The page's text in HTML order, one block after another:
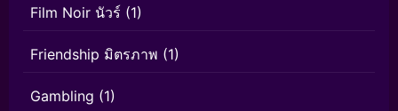
Film Noir นัวร์ (1)
Friendship มิตรภาพ (1)
Gambling (1)